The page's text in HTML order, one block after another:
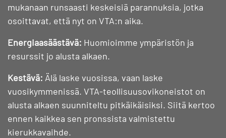
mukanaan runsaasti keskeisiä parannuksia, jotka
osoittavat, että nyt on VTA:n aika.
Energiaasäästävä: Huomioimme ympäristön ja
resurssit jo alusta alkaen.
Kestävä: Älä laske vuosissa, vaan laske
vuosikymmenissä. VTA-teollisuusovikoneistot on
alusta alkaen suunniteltu pitkäikäisiksi. Siitä kertoo
ennen kaikkea sen pronssista valmistettu
kierukkavaihde.